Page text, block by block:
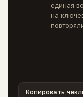
единая
на
Копировать